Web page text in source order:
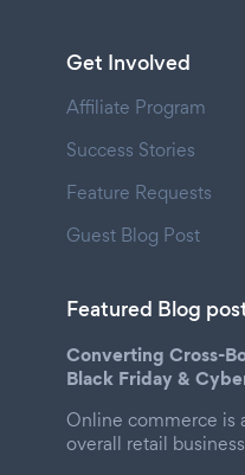
Get Involved
Affiliate Program
Success Stories
Feature Requests
Guest Blog Post
Featured Blog
Converting Cross-
Black Friday &
Online commerce is
overall retail